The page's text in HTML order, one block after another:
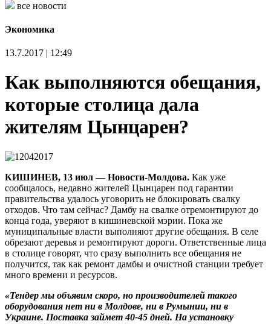
все новости
Экономика
13.7.2017 | 12:49
Как выполняются обещания,
которые столица дала
жителям Цынцарен?
КИШИНЕВ, 13 июл — Новости-Молдова. Как уже
сообщалось, недавно жителей Цынцарен под гарантии
правительства удалось уговорить не блокировать свалку
отходов. Что там сейчас? Дамбу на свалке отремонтируют до
конца года, уверяют в кишиневской мэрии. Пока же
муниципальные власти выполняют другие обещания. В селе
обрезают деревья и ремонтируют дороги. Ответственные лица
в столице говорят, что сразу выполнить все обещания не
получится, так как ремонт дамбы и очистной станции требует
много времени и ресурсов.
«Тендер мы объявим скоро, но производителей такого
оборудования нет ни в Молдове, ни в Румынии, ни в
Украине. Поставка займет 40-45 дней. На установку